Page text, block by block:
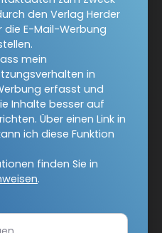
COMMUNIO-Newsletter
meiner
E-Mail-Marketings durch
oder die E-Mail-
personenbezogenes
und E-Mail-Werbung
um die Inhalte besser auf
Über einen Link in
diese Funktion jederzeit
finden Sie in unseren
den Verlag Herder
die E-Mail-Werbung
mein
in
erfasst und
Inhalte besser auf
Über einen Link in
ich diese Funktion
finden Sie in
.